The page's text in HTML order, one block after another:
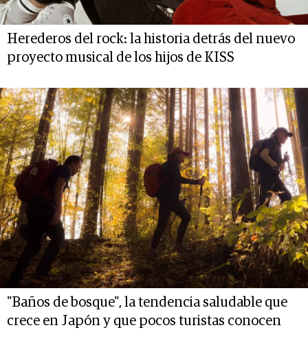
Herederos del rock: la historia detrás del nuevo
proyecto musical de los hijos de KISS
"Baños de bosque", la tendencia saludable que
crece en Japón y que pocos turistas conocen